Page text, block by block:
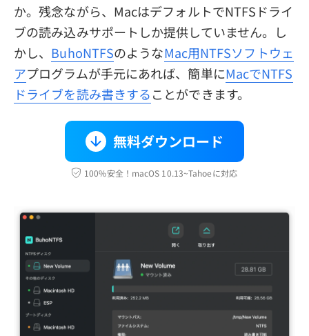
か。残念ながら、MacはデフォルトでNTFSドライ
ブの読み込みサポートしか提供していません。し
かし、 BuhoNTFSのようなMac用NTFSソフトウェ
アプログラムが手元にあれば、簡単にMacでNTFS
ドライブを読み書きすることができます。
無料ダウンロード
100%安全！macOS 10.13~Tahoeに対応